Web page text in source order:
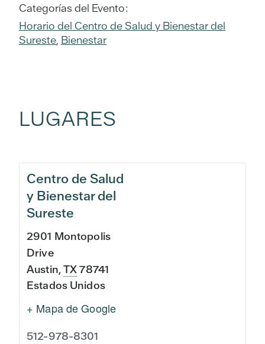
Categorías del Evento:
Horario del Centro de Salud y Bienestar del
Sureste, Bienestar
LUGARES
Centro de Salud
y Bienestar del
Sureste
2901 Montopolis
Drive
Austin,TX78741
Estados Unidos
+ Mapa de Google
512-978-8301